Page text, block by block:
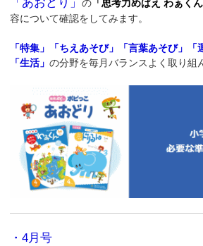
「あおどり」の 「思考力めばえ わぁく
容について確認をしてみます。
「特集」「ちえあそび」「言葉あそび」「
「生活」の分野を毎月バランスよく取り組
・4月号